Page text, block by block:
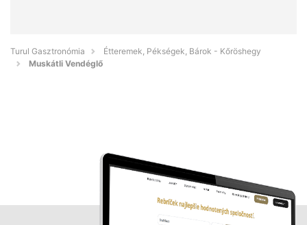
Turul Gasztronómia
Étteremek, Pékségek, Bárok - Kőröshegy
Muskátli Vendéglő